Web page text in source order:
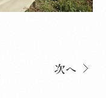
次へ